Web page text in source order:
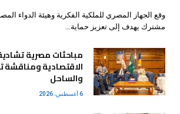
وقع الجهاز المصري للملكية الفكرية وهيئة الدواء
مشترك يهدف إلى تعزيز حماية…
مباحثات مصرية
الاقتصادية ومناقشة
والساحل
6 أغسطس، 2026